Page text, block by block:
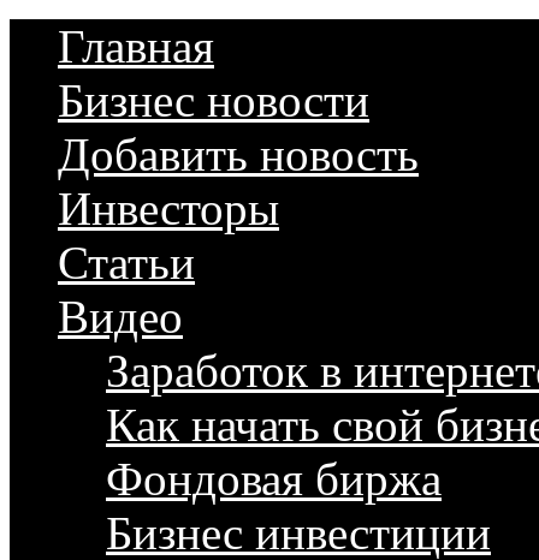
Главная
Бизнес новости
Добавить новость
Инвесторы
Статьи
Видео
Заработок в
Как начать свой
Фондовая биржа
Бизнес инвестиции